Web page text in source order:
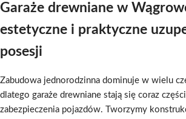
Garaże drewniane w
estetyczne i praktyczne
posesji
Zabudowa jednorodzinna dominuje w wielu
dlatego garaże drewniane stają się coraz
zabezpieczenia pojazdów. Tworzymy